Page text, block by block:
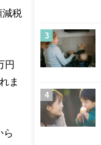
減税
円
ま
ら